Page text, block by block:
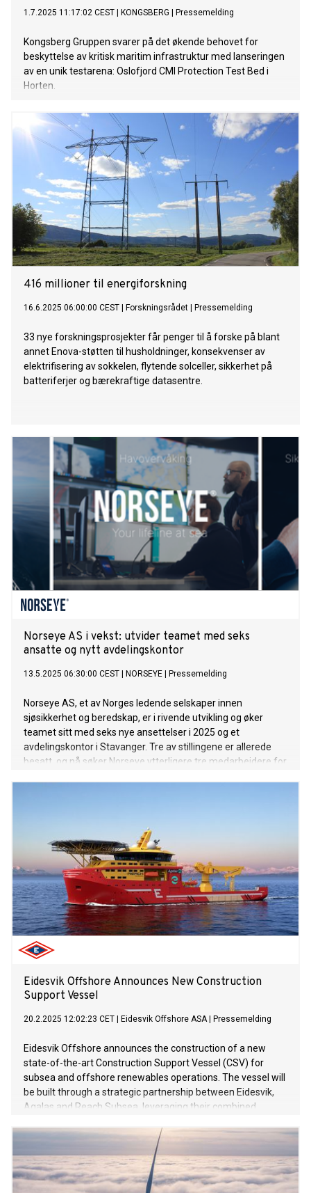
1.7.2025 11:17:02 CEST KONGSBERG Pressemelding
Kongsberg Gruppen svarer på det økende behovet for
beskyttelse av kritisk maritim infrastruktur med lanseringen
av en unik testarena: Oslofjord CMI Protection Test Bed i
Horten.
416 millioner til energiforskning
16.6.2025 06:00:00 CEST Forskningsrådet Pressemelding
33 nye forskningsprosjekter får penger til å forske på blant
annet Enova-støtten til husholdninger, konsekvenser av
elektrifisering av sokkelen, flytende solceller, sikkerhet på
batteriferjer og bærekraftige datasentre.
Norseye AS i vekst: utvider teamet med seks
ansatte og nytt avdelingskontor
13.5.2025 06:30:00 CEST NORSEYE Pressemelding
Norseye AS, et av Norges ledende selskaper innen
sjøsikkerhet og beredskap, er i rivende utvikling og øker
teamet sitt med seks nye ansettelser i 2025 og et
avdelingskontor i Stavanger. Tre av stillingene er allerede
besatt, og nå søker Norseye ytterligere tre medarbeidere for
Eidesvik Offshore Announces New Construction
Support Vessel
20.2.2025 12:02:23 CET Eidesvik Offshore ASA| Pressemelding
Eidesvik Offshore announces the construction of a new
state-of-the-art Construction Support Vessel (CSV) for
subsea and offshore renewables operations. The vessel will
be built through a strategic partnership between Eidesvik,
Agalas and Reach Subsea, leveraging their combined